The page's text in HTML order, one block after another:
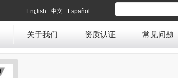
English 中文 Español
关于我们 资质认证 常见问题